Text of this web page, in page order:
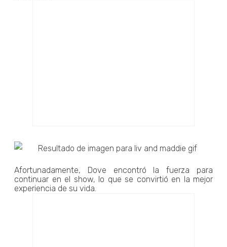
Afortunadamente, Dove encontró la fuerza para
continuar en el show, lo que se convirtió en la mejor
experiencia de su vida.